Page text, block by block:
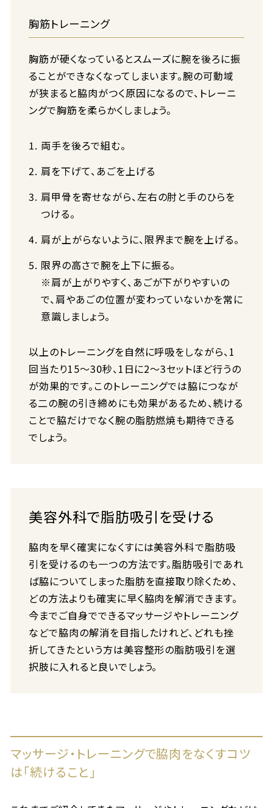
胸筋トレーニング
胸筋が硬くなっているとスムーズに腕を後ろに振
ることができなくなってしまいます。腕の可動域
が狭まると脇肉がつく原因になるので、トレーニ
ングで胸筋を柔らかくしましょう。
両手を後ろで組む。
肩を下げて、あごを上げる
肩甲骨を寄せながら、左右の肘と手のひらを
つける。
肩が上がらないように、限界まで腕を上げる。
限界の高さで腕を上下に振る。
※肩が上がりやすく、あごが下がりやすいの
で、肩やあごの位置が変わっていないかを常に
意識しましょう。
以上のトレーニングを自然に呼吸をしながら、1
回当たり15～30秒、1日に2～3セットほど行うの
が効果的です。このトレーニングでは脇につなが
る二の腕の引き締めにも効果があるため、続ける
ことで脇だけでなく腕の脂肪燃焼も期待できる
でしょう。
美容外科で脂肪吸引を受ける
脇肉を早く確実になくすには美容外科で脂肪吸
引を受けるのも一つの方法です。脂肪吸引であれ
ば脇についてしまった脂肪を直接取り除くため、
どの方法よりも確実に早く脇肉を解消できます。
今までご自身でできるマッサージやトレーニング
などで脇肉の解消を目指したけれど、どれも挫
折してきたという方は美容整形の脂肪吸引を選
択肢に入れると良いでしょう。
マッサージ・トレーニングで脇肉をなくすコツ
は「続けること」